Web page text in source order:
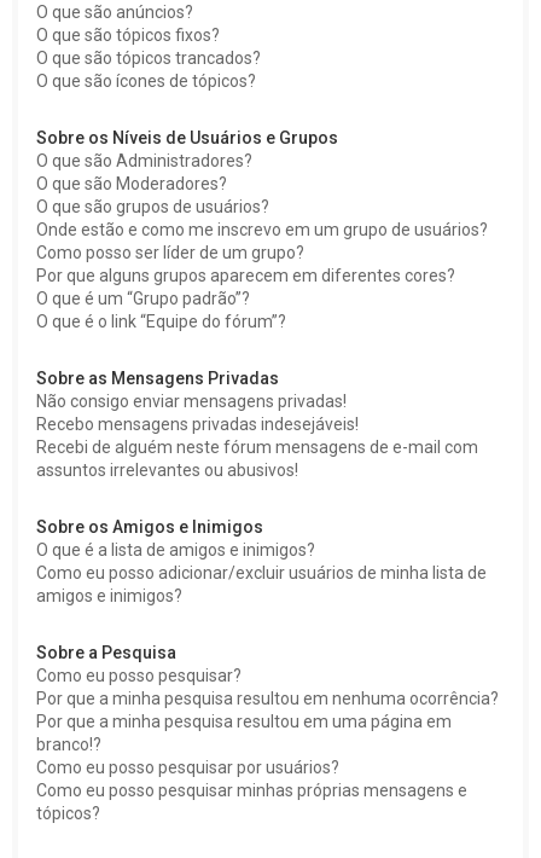
O que são anúncios?
O que são tópicos fixos?
O que são tópicos trancados?
O que são ícones de tópicos?
Sobre os Níveis de Usuários e Grupos
O que são Administradores?
O que são Moderadores?
O que são grupos de usuários?
Onde estão e como me inscrevo em um grupo de usuários?
Como posso ser líder de um grupo?
Por que alguns grupos aparecem em diferentes cores?
O que é um “Grupo padrão”?
O que é o link “Equipe do fórum”?
Sobre as Mensagens Privadas
Não consigo enviar mensagens privadas!
Recebo mensagens privadas indesejáveis!
Recebi de alguém neste fórum mensagens de e-mail com
assuntos irrelevantes ou abusivos!
Sobre os Amigos e Inimigos
O que é a lista de amigos e inimigos?
Como eu posso adicionar/excluir usuários de minha lista de
amigos e inimigos?
Sobre a Pesquisa
Como eu posso pesquisar?
Por que a minha pesquisa resultou em nenhuma ocorrência?
Por que a minha pesquisa resultou em uma página em
branco!?
Como eu posso pesquisar por usuários?
Como eu posso pesquisar minhas próprias mensagens e
tópicos?